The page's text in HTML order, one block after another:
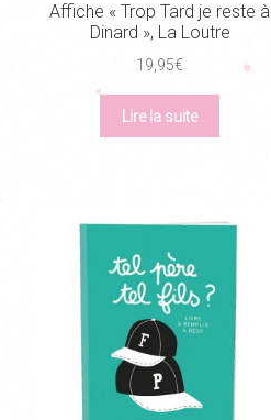
Affiche « Trop Tard je reste à
Dinard », La Loutre
19,95€
Lire la suite